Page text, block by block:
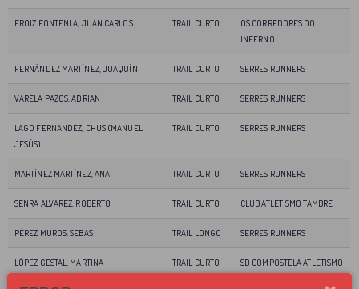
FROIZ FONTENLA, JUAN CARLOS TRAIL CURTO
OS CORREDORES DO
INFERNO
FERNÁNDEZ MARTÍNEZ, JOAQUÍN TRAIL CURTO SERRES RUNNERS
VARELA PAZOS, ADRIAN TRAIL CURTO SERRES RUNNERS
LAGO FERNANDEZ, CHUS (MANUEL
JESÚS)
TRAIL CURTO SERRES RUNNERS
MARTÍNEZ MARTÍNEZ, ANA TRAIL CURTO SERRES RUNNERS
SENRA ALVAREZ, ROBERTO TRAIL CURTO CLUB ATLETISMO TAMBRE
PÉREZ MUROS, SEBAS TRAIL LONGO SERRES RUNNERS
LÓPEZ GESTAL, MARTINA TRAIL CURTO SD COMPOSTELA ATLETISMO